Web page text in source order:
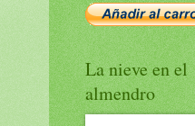
La nieve en el
almendro